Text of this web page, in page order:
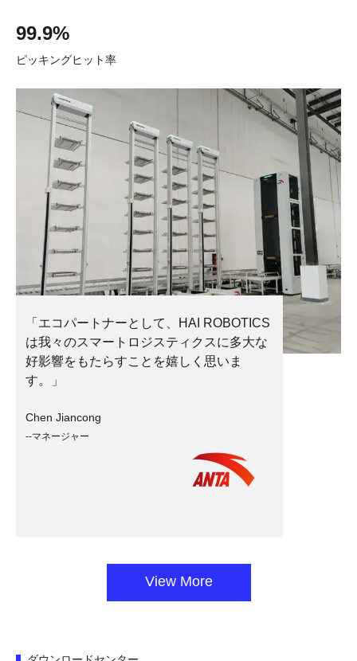
99.9%
ピッキングヒット率
「エコパートナーとして、HAI ROBOTICS
は我々のスマートロジスティクスに多大な
好影響をもたらすことを嬉しく思いま
す。」
Chen Jiancong
--マネージャー
View More